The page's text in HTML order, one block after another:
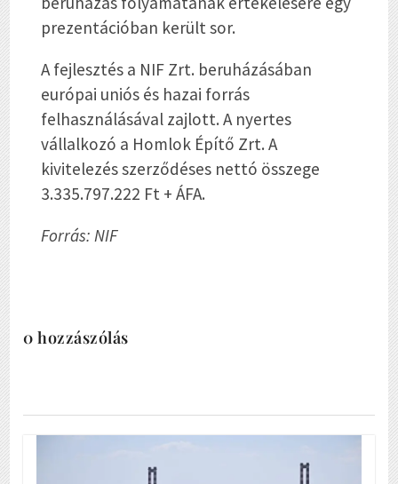
prezentációban került sor.
A fejlesztés a NIF Zrt. beruházásában
európai uniós és hazai forrás
felhasználásával zajlott. A nyertes
vállalkozó a Homlok Építő Zrt. A
kivitelezés szerződéses nettó összege
3.335.797.222 Ft + ÁFA.
Forrás: NIF
0 hozzászólás